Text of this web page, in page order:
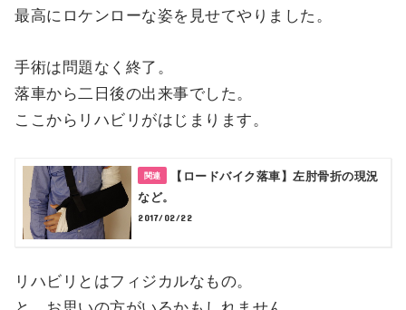
最高にロケンローな姿を見せてやりました。
手術は問題なく終了。
落車から二日後の出来事でした。
ここからリハビリがはじまります。
【ロードバイク落車】左肘骨折の現況
など。
2017/02/22
リハビリとはフィジカルなもの。